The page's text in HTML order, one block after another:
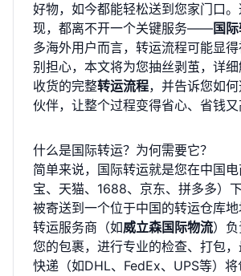
好物，如今都能轻松送到您家门口
现，都离不开一个关键服务——国
多海外用户而言，转运流程可能显得
别担心，本文将为您抽丝剥茧，详细
收货的完整转运流程，并告诉您如
伙伴，让整个过程变得省心、省钱又
什么是国际转运？为何需要它？
简单来说，国际转运就是您在中国
宝、天猫、1688、京东、拼多多）
被寄送到一个位于中国的转运仓库
转运服务商（如威立森国际物流）
您的包裹，进行专业的检查、打包
快递（如DHL、FedEx、UPS等）